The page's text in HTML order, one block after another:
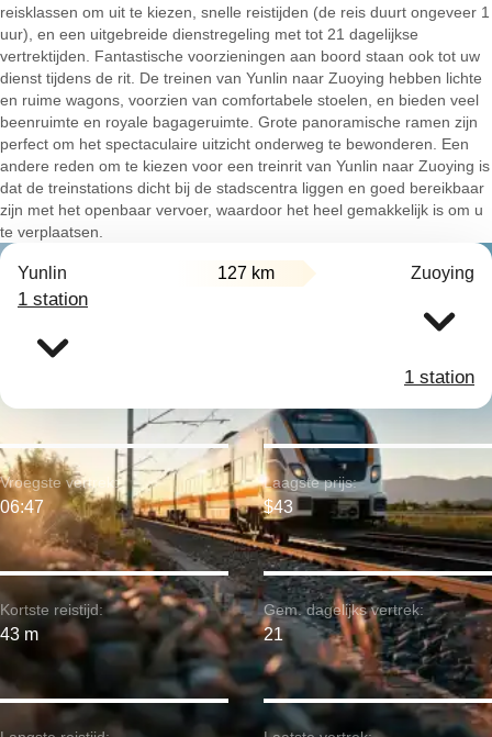
reisklassen om uit te kiezen, snelle reistijden (de reis duurt ongeveer 1
uur), en een uitgebreide dienstregeling met tot 21 dagelijkse
vertrektijden. Fantastische voorzieningen aan boord staan ook tot uw
dienst tijdens de rit. De treinen van Yunlin naar Zuoying hebben lichte
en ruime wagons, voorzien van comfortabele stoelen, en bieden veel
beenruimte en royale bagageruimte. Grote panoramische ramen zijn
perfect om het spectaculaire uitzicht onderweg te bewonderen. Een
andere reden om te kiezen voor een treinrit van Yunlin naar Zuoying is
dat de treinstations dicht bij de stadscentra liggen en goed bereikbaar
zijn met het openbaar vervoer, waardoor het heel gemakkelijk is om u
te verplaatsen.
Yunlin 127 km Zuoying
1 station
1 station
Kortste reistijd:
43 m
Vroegste vertrek:
06:47
Laagste prijs:
$43
Gem. dagelijks vertrek:
21